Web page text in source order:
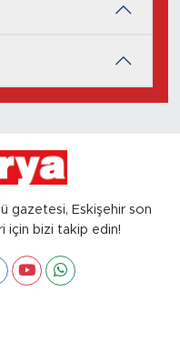
gazetesi, Eskişehir son
için bizi takip edin!